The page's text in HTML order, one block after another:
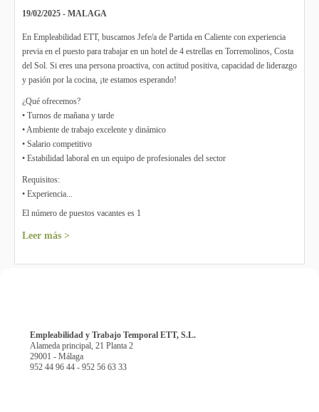
19/02/2025 - MALAGA
En Empleabilidad ETT, buscamos Jefe/a de Partida en Caliente con experiencia
previa en el puesto para trabajar en un hotel de 4 estrellas en Torremolinos, Costa
del Sol. Si eres una persona proactiva, con actitud positiva, capacidad de liderazgo
y pasión por la cocina, ¡te estamos esperando!
¿Qué ofrecemos?
• Turnos de mañana y tarde
• Ambiente de trabajo excelente y dinámico
• Salario competitivo
• Estabilidad laboral en un equipo de profesionales del sector
Requisitos:
• Experiencia...
El número de puestos vacantes es 1
Leer más >
Empleabilidad y Trabajo Temporal ETT, S.L.
Alameda principal, 21 Planta 2
29001 - Málaga
952 44 96 44 - 952 56 63 33